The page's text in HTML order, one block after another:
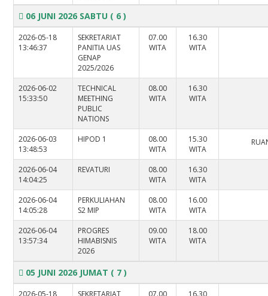
06 JUNI 2026 SABTU ( 6 )
2026-05-18
13:46:37
SEKRETARIAT
PANITIA UAS
GENAP
2025/2026
07.00
WITA
16.30
WITA
2026-06-02
15:33:50
TECHNICAL
MEETHING
PUBLIC
NATIONS
08.00
WITA
16.30
WITA
2026-06-03
13:48:53
HIPOD 1
08.00
WITA
15.30
WITA
2026-06-04
14:04:25
REVATURI
08.00
WITA
16.30
WITA
2026-06-04
14:05:28
PERKULIAHAN
S2 MIP
08.00
WITA
16.00
WITA
2026-06-04
13:57:34
PROGRES
HIMABISNIS
2026
09.00
WITA
18.00
WITA
05 JUNI 2026 JUMAT ( 7 )
2026-05-18
SEKRETARIAT
07.00
16.30